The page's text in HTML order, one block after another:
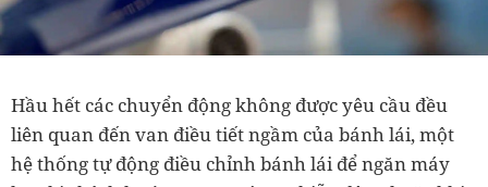
Hầu hết các chuyển động không được yêu cầu đều
liên quan đến van điều tiết ngầm của bánh lái, một
hệ thống tự động điều chỉnh bánh lái để ngăn máy